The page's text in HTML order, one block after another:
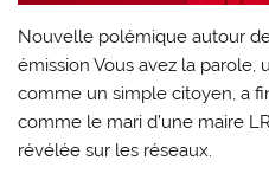
Nouvelle polémique autour
émission Vous avez la parole,
comme un simple citoyen, a
comme le mari d’une maire
révélée sur les réseaux.